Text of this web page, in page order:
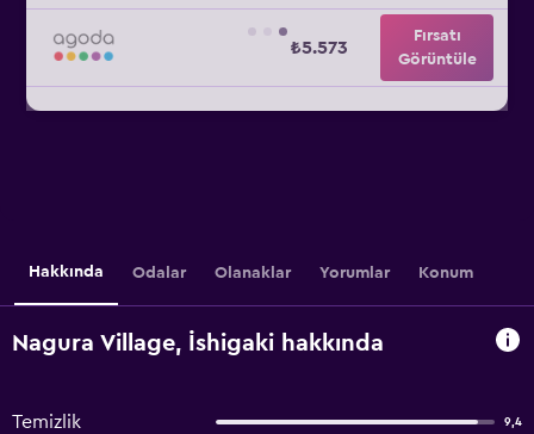
₺5.573
Fırsatı
Görüntüle
Hakkında Odalar Olanaklar Yorumlar Konum
Nagura Village, İshigaki hakkında
Temizlik 9,4